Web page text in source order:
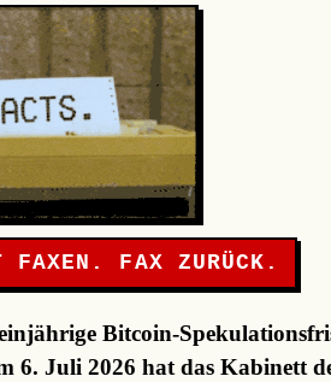
FAXEN. FAX ZURÜCK.
Bitcoin-
6. Juli 2026 hat das Kabinett